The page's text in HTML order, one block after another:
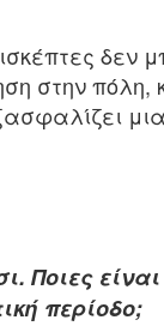
δεν
στην πόλη,
Ποιες
περίοδο;